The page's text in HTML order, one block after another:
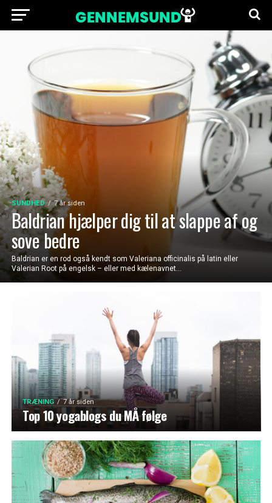
SUNDHED 7 år siden
Baldrian hjælper dig til at slappe af og
sove bedre
Baldrian er en rod også kendt som Valeriana officinalis på latin eller
Valerian Root på engelsk – eller med kælenavnet...
TRÆNING 7 år siden
Top 10 yogablogs du MÅ følge